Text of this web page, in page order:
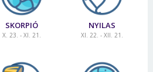
SKORPIÓ
X. 23. - XI. 21.
NYILAS
XI. 22. - XII. 21.